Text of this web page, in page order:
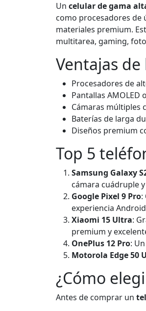
Un celular de gama
como procesadores de
materiales premium.
multitarea, gaming,
Ventajas
Procesadores de
Pantallas AMOLED
Cámaras múltiples
Baterías de larga
Diseños premium
Top 5
Samsung Galaxy
cámara cuádruple
Google Pixel 9 Pro:
experiencia
Xiaomi 15 Ultra:
premium y
OnePlus 12 Pro: Un
Motorola Edge 50
¿Cómo
Antes de comprar un